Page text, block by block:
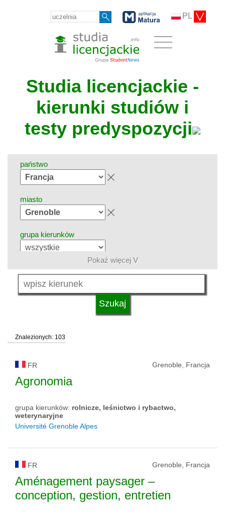
PL
Studia licencjackie -
kierunki studiów i
testy predyspozycji
państwo
miasto
grupa kierunków
język
typ uczelni
status uczelni
Pokaż więcej V
Znalezionych: 103
FR Grenoble, Francja
Agronomia
grupa kierunków: rolnicze, leśnictwo i rybactwo,
weterynaryjne
Université Grenoble Alpes
FR Grenoble, Francja
Aménagement paysager –
conception, gestion, entretien